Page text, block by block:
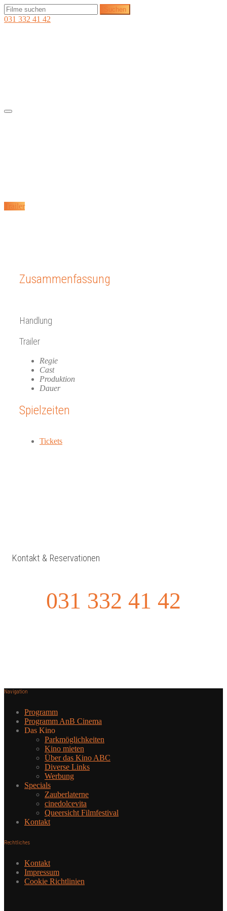
031 332 41 42
Trailer
Zusammenfassung
Handlung
Trailer
Regie
Cast
Produktion
Dauer
Spielzeiten
Tickets
Kontakt & Reservationen
031 332 41 42
Navigation
Programm
Programm AnB Cinema
Das Kino
Parkmöglichkeiten
Kino mieten
Über das Kino ABC
Diverse Links
Werbung
Specials
Zauberlaterne
cinedolcevita
Queersicht Filmfestival
Kontakt
Rechtliches
Kontakt
Impressum
Cookie Richtlinien